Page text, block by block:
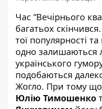
Час “Вечірнього
багатьох
тої популярності
одно залишаються
українського
подобаються
Жогло. При тому що
Юлію Тимошенко